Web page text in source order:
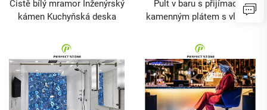
Čistě bílý mramor Inženýrský
kámen Kuchyňská deska
Kvartsové desky Nano kvart
Pult v baru s přijímacím
kamenným plátem s vlastní
kameninový plát